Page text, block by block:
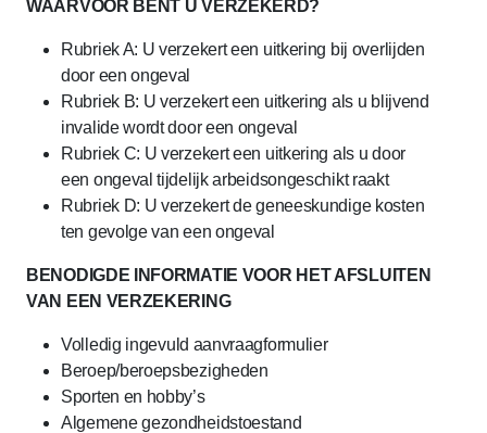
WAARVOOR BENT U VERZEKERD?
Rubriek A: U verzekert een uitkering bij overlijden
door een ongeval
Rubriek B: U verzekert een uitkering als u blijvend
invalide wordt door een ongeval
Rubriek C: U verzekert een uitkering als u door
een ongeval tijdelijk arbeidsongeschikt raakt
Rubriek D: U verzekert de geneeskundige kosten
ten gevolge van een ongeval
BENODIGDE INFORMATIE VOOR HET AFSLUITEN
VAN EEN VERZEKERING
Volledig ingevuld aanvraagformulier
Beroep/beroepsbezigheden
Sporten en hobby’s
Algemene gezondheidstoestand